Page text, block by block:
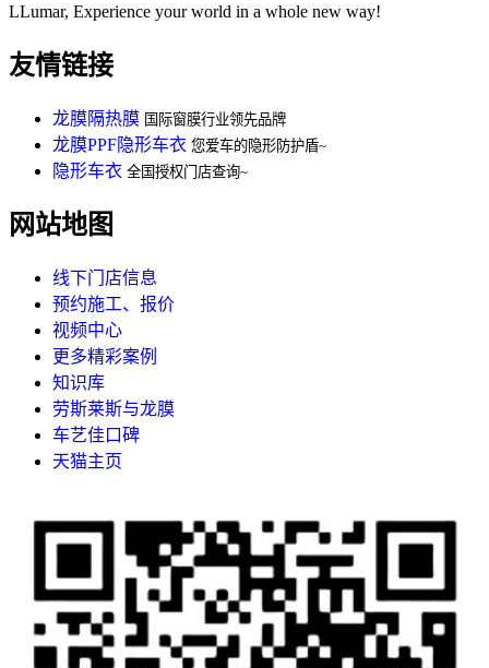
LLumar, Experience your world in a whole new way!
友情链接
龙膜隔热膜 国际窗膜行业领先品牌
龙膜PPF隐形车衣 您爱车的隐形防护盾~
隐形车衣 全国授权门店查询~
网站地图
线下门店信息
预约施工、报价
视频中心
更多精彩案例
知识库
劳斯莱斯与龙膜
车艺佳口碑
天猫主页